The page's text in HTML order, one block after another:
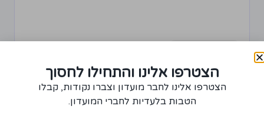
רכישת יחידה ממוצר זה תצברו 5 נקודות! מידע נוסף
הצטרפו אלינו והתחילו לחסוך
הצטרפו אלינו לחבר מועדון וצברו נקודות, קבלו
הטבות בלעדיות לחברי המועדון.